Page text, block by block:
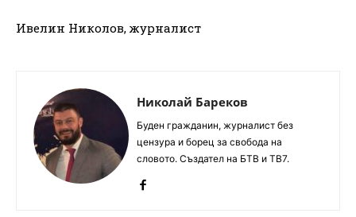
Ивелин Николов, журналист
Николай Бареков
Буден гражданин, журналист без
цензура и борец за свобода на
словото. Създател на БТВ и ТВ7.